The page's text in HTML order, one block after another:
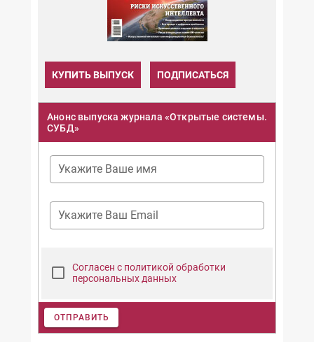
КУПИТЬ ВЫПУСК ПОДПИСАТЬСЯ
Анонс выпуска журнала «Открытые системы.
СУБД»
Укажите Ваше имя
Укажите Ваш Email
Согласен с политикой обработки
персональных данных
ОТПРАВИТЬ